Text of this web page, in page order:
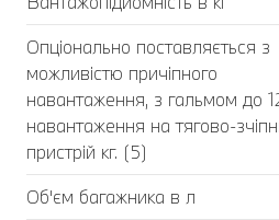
Опціонально поставляється з
можливістю причіпного
навантаження, з гальмом до
навантаження на тягово-
пристрій кг. (5)
Об'єм багажника в л